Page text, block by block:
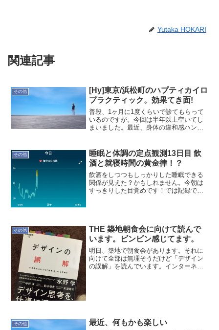
Yutaka HOKARI
関連記事
その他
[Hy]東京/浜松町のハプティカイロ
プラクティック。効果てき面!
普段、1ヶ月に1度くらいで診てもらって
いるのですが。今回は半年以上空いてし
まいました。最近、身体の違和感ハンパ
していた身体なので、すぐ歪が出ると予
想され、余り間をおかな...
その他
睡眠と体調の定点観測13日目 飲
酒と就寝時間の黄金律！？
飲酒をしつつもしっかりした睡眠できる
関係が見えた？かもしれません。今朝は
すっきりした目覚めです！では記録で
その他
THE 築地朝食会に向けて読んで
います。ビンビン感じてます。
明日、築地で朝食会があります。それに
向けて全部は無理そうだけど「デザイン
の誤解」を読んでいます。インターネッ
その他 最近、何もかも楽しい